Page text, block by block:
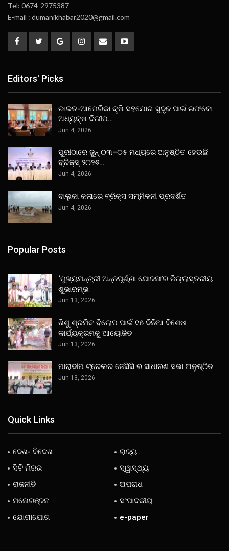
Tel: 0674-2975387
E-mail : dumanikhabar2020@gmail.com
Editors' Picks
ଭାରତ-ଆମେରିକା କୃଷି ସହଯୋଗ ସୁଦୃଢ ପାଇଁ ଇଫକୋ
ଅଧ୍ୟକ୍ଷ ଦିଲୀପ…
Jun 4, 2026
ପୁରୀଠାରେ ଜୁନ୍ ୦୩–୦୫ ମଧ୍ୟରେ ଅନୁଷ୍ଠିତ ହେଉଛି
ବ୍ରିକ୍ସ୍ ୨୦୨୬…
Jun 4, 2026
ବାଲୁକା କଳାରେ ବ୍ରିକ୍ସ ସମ୍ମିଳନୀ ପ୍ରଦର୍ଶିତ
Jun 4, 2026
Popular Posts
‘ମୁଖ୍ୟମନ୍ତ୍ରୀ ଅନ୍ନପୂର୍ଣ୍ଣା ଯୋଜନା’ର ଜିଲ୍ଲାସ୍ତରୀୟ
ଶୁଭାରମ୍ଭ
Jun 13, 2026
ଶିଶୁ ଶ୍ରମିକ ବିଲୋପ ପାଇଁ ୧୫ ଦିନିଆ ବିଶେଷ
କାର୍ଯ୍ୟକ୍ରମକୁ ଆୟୋଜିତ
Jun 13, 2026
ପାରାଦୀପ ଟ୍ରେଲର ଜେସିସି ର ସାଧାରଣ ସଭା ଅନୁଷ୍ଠିତ
Jun 13, 2026
Quick Links
ଦେଶ- ବିଦେଶ
ରାଜ୍ୟ
ସିଟି ମିରର
ସ୍ୱାସ୍ଥ୍ୟ
ରାଜନୀତି
ଅପରାଧ
ମନୋରଞ୍ଜନ
ସଂପାଦକୀୟ
ଯୋଗାଯୋଗ
e-paper